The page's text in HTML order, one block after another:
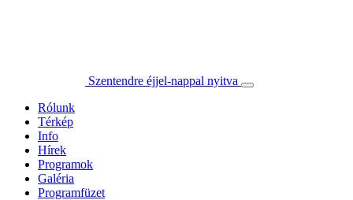
Szentendre éjjel-nappal nyitva
Rólunk
Térkép
Info
Hírek
Programok
Galéria
Programfüzet